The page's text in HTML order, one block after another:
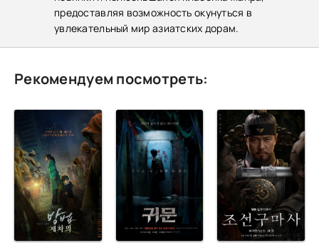
предоставляя возможность окунуться в
увлекательный мир азиатских дорам.
Рекомендуем посмотреть: